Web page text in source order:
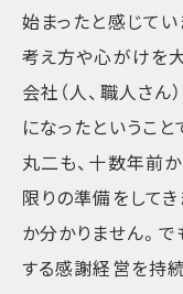
始まったと感じてい
考え方や心がけを
会社（人、職人さん
になったということ
丸二も、十数年前
限りの準備をして
か分かりません。で
する感謝経営を持